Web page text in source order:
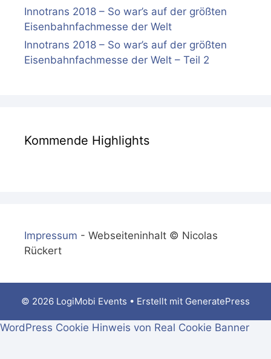
Innotrans 2018 – So war’s auf der größten
Eisenbahnfachmesse der Welt
Innotrans 2018 – So war’s auf der größten
Eisenbahnfachmesse der Welt – Teil 2
Kommende Highlights
Impressum - Webseiteninhalt © Nicolas
Rückert
© 2026 LogiMobi Events • Erstellt mit GeneratePress
WordPress Cookie Hinweis von Real Cookie Banner